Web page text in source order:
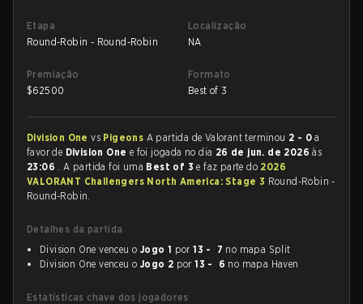
Etapa
Round-Robin - Round-Robin
Localização
NA
Premiação
$62500
Formato
Best of 3
Division Onevs Pigeons A partida de Valorant terminou 2 - 0 a
favor de Division One e foi jogada no dia 26 de jun. de 2026às
23:06 . A partida foi uma Best of 3e faz parte do 2026
VALORANT Challengers North America: Stage 3 Round-Robin -
Round-Robin.
Detalhes da partida
Division One venceu o Jogo 1 por13 - 7 no mapa Split
Division One venceu o Jogo 2 por13 - 6 no mapa Haven
Estatísticas chave dos jogadores